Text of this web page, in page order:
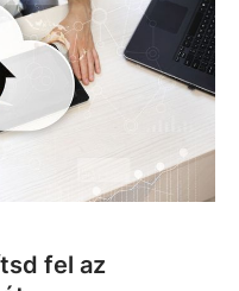
fel az